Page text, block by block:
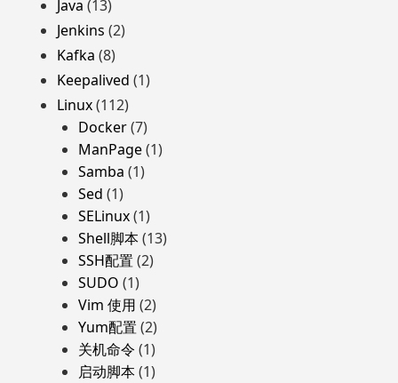
Java (13)
Jenkins (2)
Kafka (8)
Keepalived (1)
Linux(112)
Docker(7)
ManPage(1)
Samba (1)
Sed (1)
SELinux(1)
Shell脚本(13)
SSH配置 (2)
SUDO (1)
Vim 使用 (2)
Yum配置 (2)
关机命令 (1)
启动脚本(1)